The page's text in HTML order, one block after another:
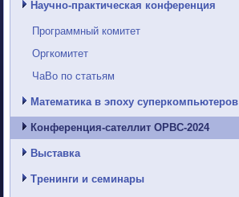
Научно-практическая конференция
Программный комитет
Оргкомитет
ЧаВо по статьям
Математика в эпоху суперкомпьютеров
Конференция-сателлит ОРВС-2024
Выставка
Тренинги и семинары